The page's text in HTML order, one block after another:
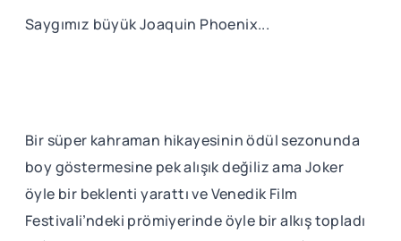
Saygımız büyük Joaquin Phoenix...
Bir süper kahraman hikayesinin ödül sezonunda
boy göstermesine pek alışık değiliz ama Joker
öyle bir beklenti yarattı ve Venedik Film
Festivali’ndeki prömiyerinde öyle bir alkış topladı